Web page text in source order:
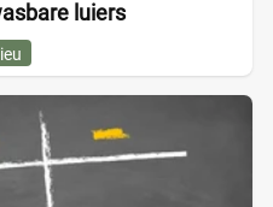
luiers